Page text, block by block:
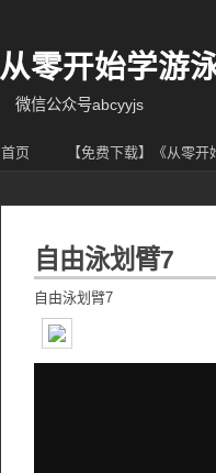
从零开始学游
微信公众号abcyyjs
首页 【免费下载】《从零
自由泳划臂7
自由泳划臂7